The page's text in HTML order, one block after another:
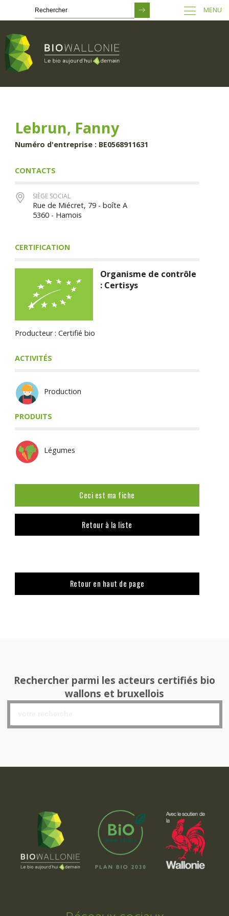
principal
MENU
Lebrun, Fanny
Numéro d'entreprise : BE0568911631
CONTACTS
SIÈGE SOCIAL
Rue de Miécret, 79 - boîte A
5360 - Hamois
CERTIFICATION
Organisme de contrôle
: Certisys
Producteur : Certifié bio
ACTIVITÉS
Production
PRODUITS
Légumes
Ceci est ma fiche
Retour à la liste
Retour en haut de page
Rechercher parmi les acteurs certifiés bio
wallons et bruxellois